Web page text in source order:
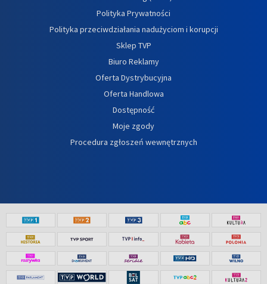
Polityka Prywatności
Polityka przeciwdziałania nadużyciom i korupcji
Sklep TVP
Biuro Reklamy
Oferta Dystrybucyjna
Oferta Handlowa
Dostępność
Moje zgody
Procedura zgłoszeń wewnętrznych